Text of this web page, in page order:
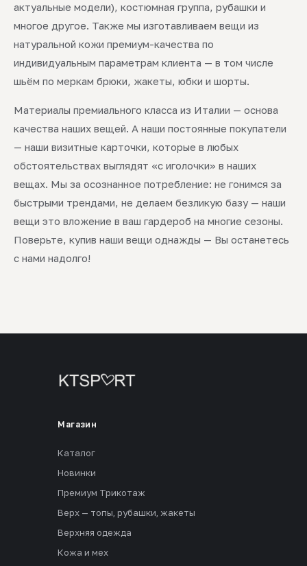
актуальные модели), костюмная группа, рубашки и
многое другое. Также мы изготавливаем вещи из
натуральной кожи премиум-качества по
индивидуальным параметрам клиента — в том числе
шьём по меркам брюки, жакеты, юбки и шорты.
Материалы премиального класса из Италии — основа
качества наших вещей. А наши постоянные покупатели
— наши визитные карточки, которые в любых
обстоятельствах выглядят «с иголочки» в наших
вещах. Мы за осознанное потребление: не гонимся за
быстрыми трендами, не делаем безликую базу — наши
вещи это вложение в ваш гардероб на многие сезоны.
Поверьте, купив наши вещи однажды — Вы останетесь
с нами надолго!
Магазин
Каталог
Новинки
Премиум Трикотаж
Верх — топы, рубашки, жакеты
Верхняя одежда
Кожа и мех